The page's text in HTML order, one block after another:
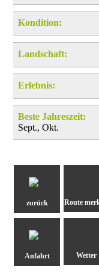
Kondition:
Landschaft:
Erlebnis:
Beste Jahreszeit:
Sept., Okt.
zurück
Anfahrt